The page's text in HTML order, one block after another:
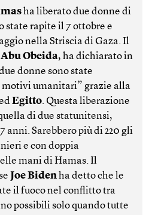
ha liberato due donne di
state rapite il 7 ottobre e
nella Striscia di Gaza. Il
Abu Obeida, ha dichiarato in
donne sono state
umanitari” grazie alla
Egitto. Questa liberazione
di due statunitensi,
anni. Sarebbero più di 220 gli
e con doppia
mani di Hamas. Il
Joe Bidenha detto che le
il fuoco nel conflitto tra
possibili solo quando tutte